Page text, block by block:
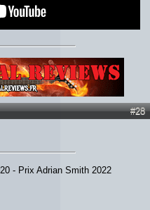
#28
- Prix Adrian Smith 2022